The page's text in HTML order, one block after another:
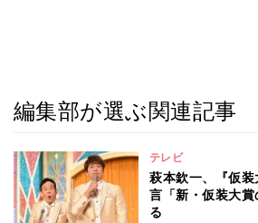
編集部が選ぶ関連記事
テレビ
萩本欽一、『仮
言「新・仮装大
る